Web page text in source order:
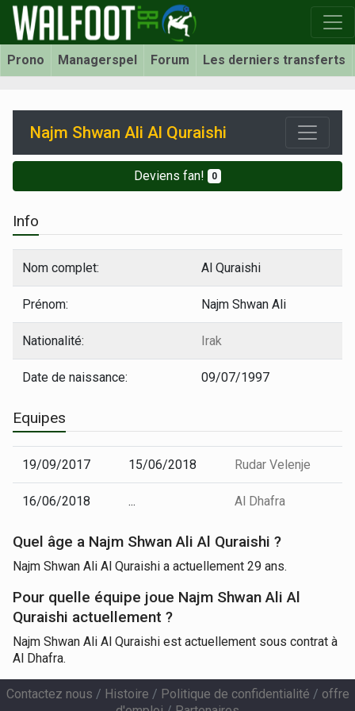
Prono Managerspel Forum Les derniers transferts
Najm Shwan Ali Al Quraishi
Deviens fan! 0
Info
Nom complet: Al Quraishi
Prénom: Najm Shwan Ali
Nationalité: Irak
Date de naissance: 09/07/1997
Equipes
19/09/2017 15/06/2018 Rudar Velenje
16/06/2018 ... Al Dhafra
Quel âge a Najm Shwan Ali Al Quraishi ?
Najm Shwan Ali Al Quraishi a actuellement 29 ans.
Pour quelle équipe joue Najm Shwan Ali Al
Quraishi actuellement ?
Najm Shwan Ali Al Quraishi est actuellement sous contrat à
Al Dhafra.
Contactez nous / Histoire / Politique de confidentialité / offre